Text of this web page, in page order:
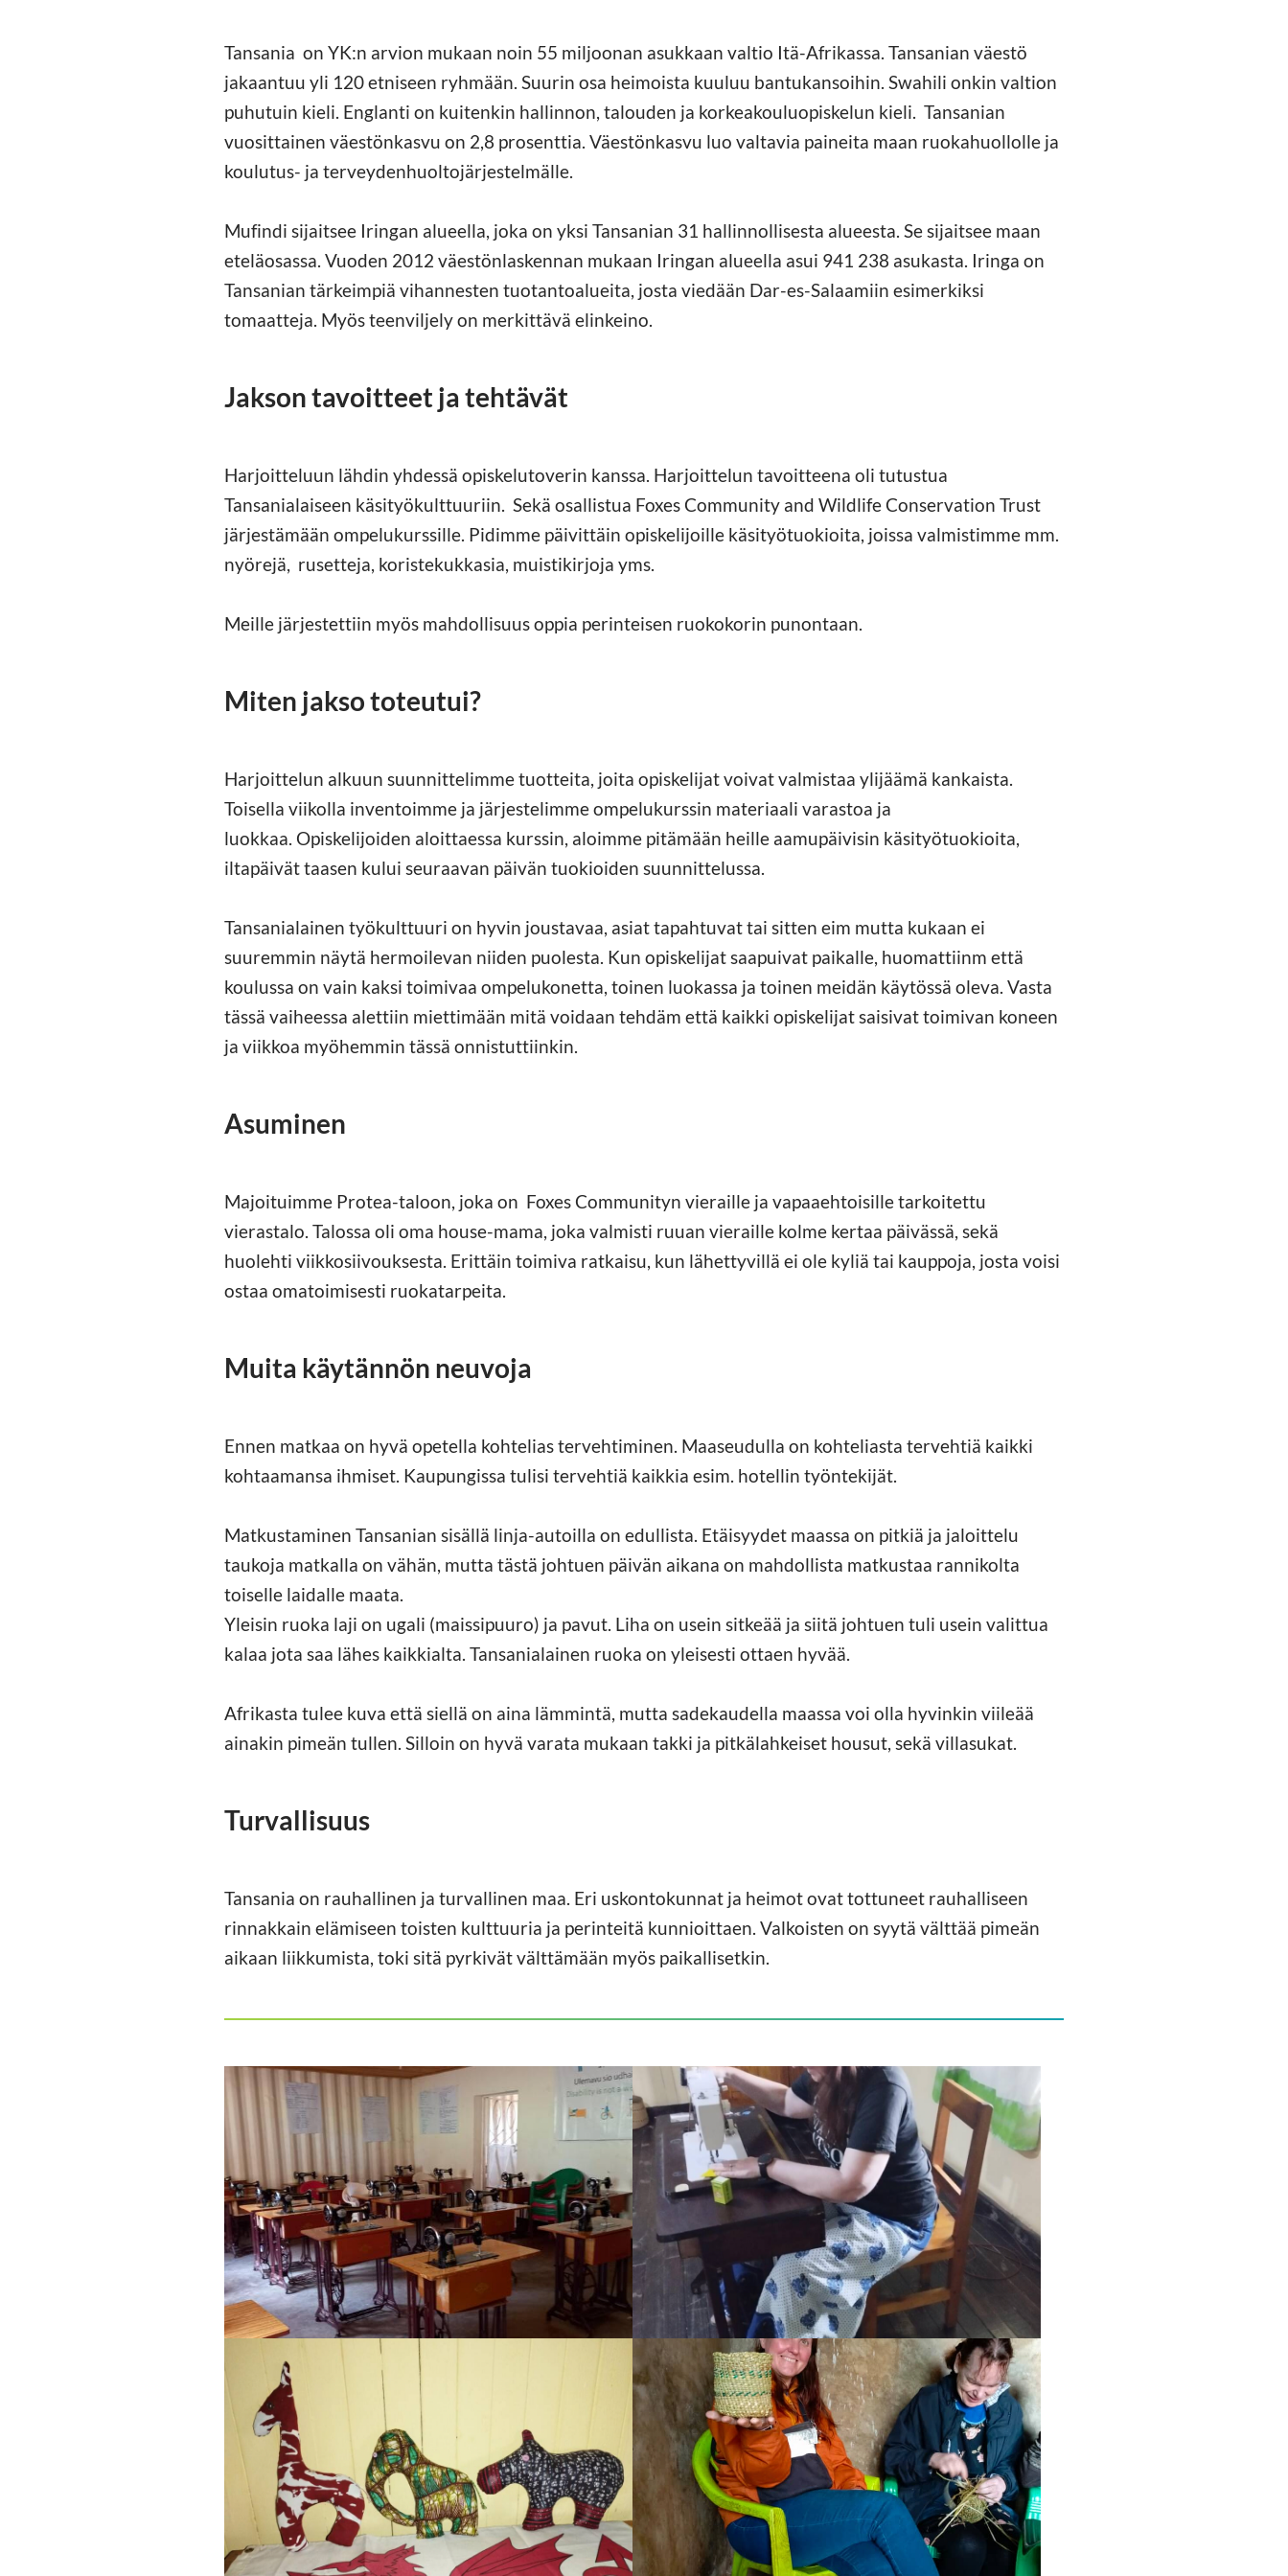
Tansania on YK:n arvion mukaan noin 55 miljoonan asukkaan valtio Itä-Afrikassa. Tansanian väestö
jakaantuu yli 120 etniseen ryhmään. Suurin osa heimoista kuuluu bantukansoihin. Swahili onkin valtion
puhutuin kieli. Englanti on kuitenkin hallinnon, talouden ja korkeakouluopiskelun kieli. Tansanian
vuosittainen väestönkasvu on 2,8 prosenttia. Väestönkasvu luo valtavia paineita maan ruokahuollolle ja
koulutus- ja terveydenhuoltojärjestelmälle.
Mufindi sijaitsee Iringan alueella, joka on yksi Tansanian 31 hallinnollisesta alueesta. Se sijaitsee maan
eteläosassa. Vuoden 2012 väestönlaskennan mukaan Iringan alueella asui 941 238 asukasta. Iringa on
Tansanian tärkeimpiä vihannesten tuotantoalueita, josta viedään Dar-es-Salaamiin esimerkiksi
tomaatteja. Myös teenviljely on merkittävä elinkeino.
Jakson tavoitteet ja tehtävät
Harjoitteluun lähdin yhdessä opiskelutoverin kanssa. Harjoittelun tavoitteena oli tutustua
Tansanialaiseen käsityökulttuuriin. Sekä osallistua Foxes Community and Wildlife Conservation Trust
järjestämään ompelukurssille. Pidimme päivittäin opiskelijoille käsityötuokioita, joissa valmistimme mm.
nyörejä, rusetteja, koristekukkasia, muistikirjoja yms.
Meille järjestettiin myös mahdollisuus oppia perinteisen ruokokorin punontaan.
Miten jakso toteutui?
Harjoittelun alkuun suunnittelimme tuotteita, joita opiskelijat voivat valmistaa ylijäämä kankaista.
Toisella viikolla inventoimme ja järjestelimme ompelukurssin materiaali varastoa ja
luokkaa. Opiskelijoiden aloittaessa kurssin, aloimme pitämään heille aamupäivisin käsityötuokioita,
iltapäivät taasen kului seuraavan päivän tuokioiden suunnittelussa.
Tansanialainen työkulttuuri on hyvin joustavaa, asiat tapahtuvat tai sitten eim mutta kukaan ei
suuremmin näytä hermoilevan niiden puolesta. Kun opiskelijat saapuivat paikalle, huomattiinm että
koulussa on vain kaksi toimivaa ompelukonetta, toinen luokassa ja toinen meidän käytössä oleva. Vasta
tässä vaiheessa alettiin miettimään mitä voidaan tehdäm että kaikki opiskelijat saisivat toimivan koneen
ja viikkoa myöhemmin tässä onnistuttiinkin.
Asuminen
Majoituimme Protea-taloon, joka on Foxes Communityn vieraille ja vapaaehtoisille tarkoitettu
vierastalo. Talossa oli oma house-mama, joka valmisti ruuan vieraille kolme kertaa päivässä, sekä
huolehti viikkosiivouksesta. Erittäin toimiva ratkaisu, kun lähettyvillä ei ole kyliä tai kauppoja, josta voisi
ostaa omatoimisesti ruokatarpeita.
Muita käytännön neuvoja
Ennen matkaa on hyvä opetella kohtelias tervehtiminen. Maaseudulla on kohteliasta tervehtiä kaikki
kohtaamansa ihmiset. Kaupungissa tulisi tervehtiä kaikkia esim. hotellin työntekijät.
Matkustaminen Tansanian sisällä linja-autoilla on edullista. Etäisyydet maassa on pitkiä ja jaloittelu
taukoja matkalla on vähän, mutta tästä johtuen päivän aikana on mahdollista matkustaa rannikolta
toiselle laidalle maata.
Yleisin ruoka laji on ugali (maissipuuro) ja pavut. Liha on usein sitkeää ja siitä johtuen tuli usein valittua
kalaa jota saa lähes kaikkialta. Tansanialainen ruoka on yleisesti ottaen hyvää.
Afrikasta tulee kuva että siellä on aina lämmintä, mutta sadekaudella maassa voi olla hyvinkin viileää
ainakin pimeän tullen. Silloin on hyvä varata mukaan takki ja pitkälahkeiset housut, sekä villasukat.
Turvallisuus
Tansania on rauhallinen ja turvallinen maa. Eri uskontokunnat ja heimot ovat tottuneet rauhalliseen
rinnakkain elämiseen toisten kulttuuria ja perinteitä kunnioittaen. Valkoisten on syytä välttää pimeän
aikaan liikkumista, toki sitä pyrkivät välttämään myös paikallisetkin.
content/uploads/2026/02/20240410_113716.jpg
https://jedu.fi/wp-
content/uploads/2026/02/1000005102.jpg